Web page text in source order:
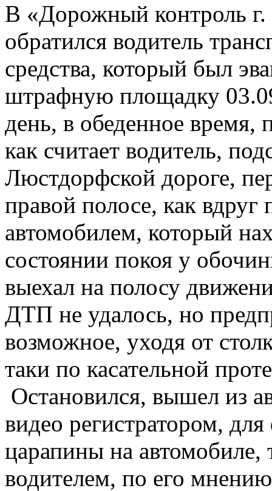
В «Дорожный контроль г.
обратился водитель
средства, который был
штрафную площадку
день, в обеденное
как считает водитель,
Люстдорфской дороге,
правой полосе, как вдруг
автомобилем, который
состоянии покоя у
выехал на полосу
ДТП не удалось, но
возможное, уходя от
таки по касательной
Остановился, вышел из
видео регистратором,
царапины на автомобиле,
водителем, по его